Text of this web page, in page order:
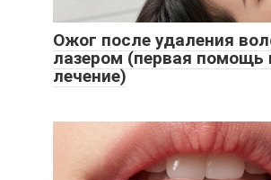
Ожог после удаления
лазером (первая помощь
лечение)